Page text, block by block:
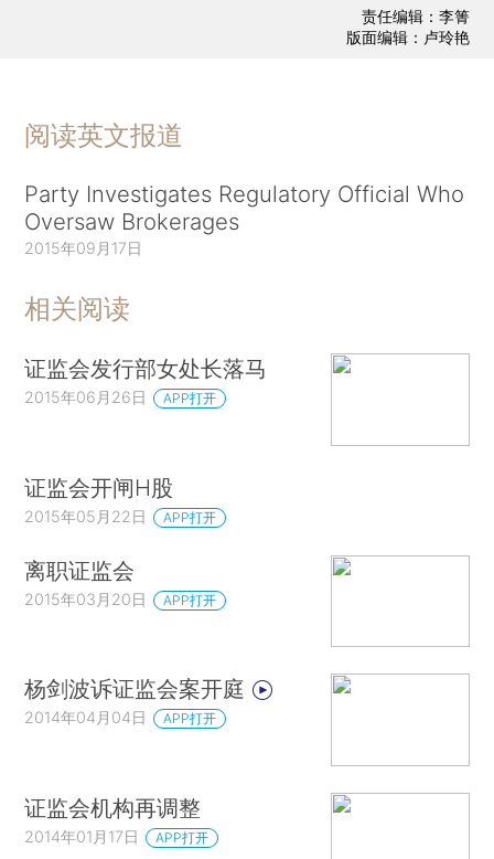
责任编辑：李箐
版面编辑：卢玲艳
阅读英文报道
Party Investigates Regulatory Official Who
Oversaw Brokerages
2015年09月17日
相关阅读
证监会发行部女处长落马
2015年06月26日 APP打开
证监会开闸H股
2015年05月22日 APP打开
离职证监会
2015年03月20日 APP打开
杨剑波诉证监会案开庭
2014年04月04日 APP打开
证监会机构再调整
2014年01月17日 APP打开